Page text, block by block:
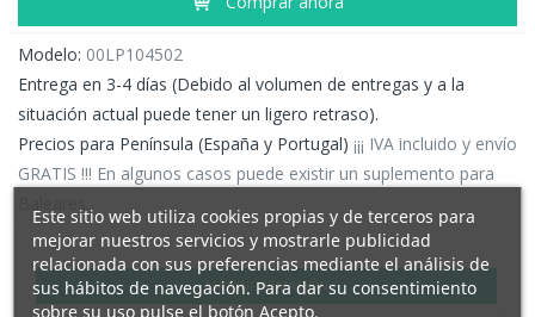
Modelo: 00LP104502
Entrega en 3-4 días (Debido al volumen de entregas y a la
situación actual puede tener un ligero retraso).
Precios para Península (España y Portugal) ¡¡¡ IVA incluido y envío
GRATIS !!! En algunos casos puede existir un suplemento para
MÁS INFORMACIÓN
Este sitio web utiliza cookies propias y de terceros para
mejorar nuestros servicios y mostrarle publicidad
relacionada con sus preferencias mediante el análisis de
sus hábitos de navegación. Para dar su consentimiento
sobre su uso pulse el botón Acepto.